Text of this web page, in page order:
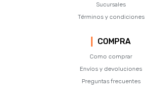
Sucursales
Términos y condiciones
COMPRA
Como comprar
Envíos y devoluciones
Preguntas frecuentes